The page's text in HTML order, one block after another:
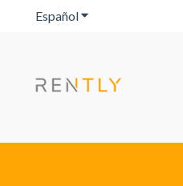
EspañolTraducciones de